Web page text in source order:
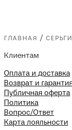
главная / серьги
Клиентам
Оплата и доставка
Возврат и
Публичная оферта
Политика
Вопрос/Ответ
Карта лояльности